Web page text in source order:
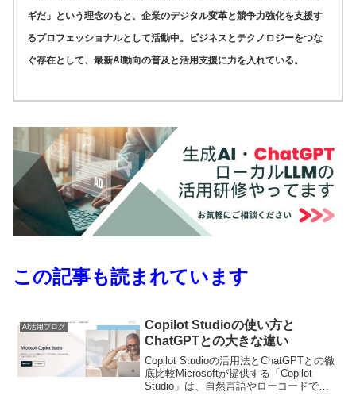
ギだ」という理念のもと、企業のデジタル変革と競争力強化を支援す
るプロフェッショナルとして活動中。ビジネスとテクノロジーをつな
ぐ存在として、最新AI動向の普及と活用支援に力を入れている。
この記事も読まれています
AI活用ブログ
Copilot Studioの使い方と
ChatGPTとの大きな違い
Copilot Studioの活用法とChatGPTとの徹
底比較Microsoftが提供する「Copilot
Studio」は、自然言語やローコードで独